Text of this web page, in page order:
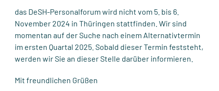
das DeSH-Personalforum wird nicht vom 5. bis 6.
November 2024 in Thüringen stattfinden. Wir sind
momentan auf der Suche nach einem Alternativtermin
im ersten Quartal 2025. Sobald dieser Termin feststeht,
werden wir Sie an dieser Stelle darüber informieren.
Mit freundlichen Grüßen